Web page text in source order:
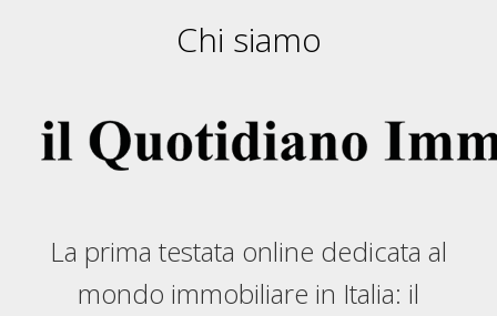
Chi siamo
La prima testata online dedicata al
mondo immobiliare in Italia: il